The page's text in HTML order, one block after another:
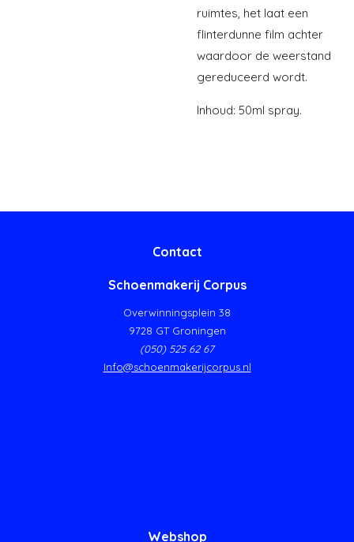
ruimtes, het laat een
flinterdunne film achter
waardoor de weerstand
gereduceerd wordt.
Inhoud: 50ml spray.
Contact
Schoenmakerij Corpus
Overwinningsplein 38
9728 GT Groningen
(050) 525 62 67
Info@schoenmakerijcorpus.nl
Webshop